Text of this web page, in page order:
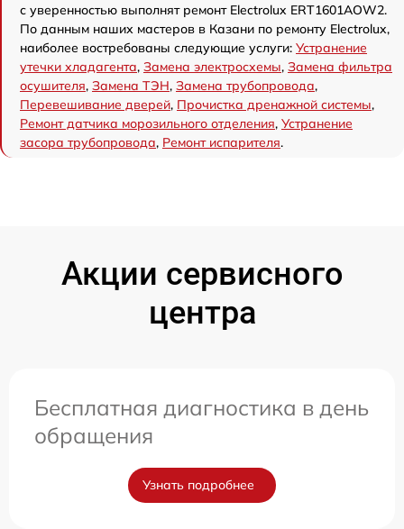
с уверенностью выполнят ремонт Electrolux ERT1601AOW2.
По данным наших мастеров в Казани по ремонту Electrolux,
наиболее востребованы следующие услуги: Устранение
утечки хладагента, Замена электросхемы, Замена фильтра
осушителя, Замена ТЭН, Замена трубопровода,
Перевешивание дверей, Прочистка дренажной системы,
Ремонт датчика морозильного отделения, Устранение
засора трубопровода, Ремонт испарителя.
Акции сервисного
центра
Бесплатная диагностика в день
обращения
Узнать подробнее